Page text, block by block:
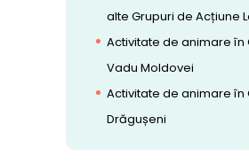
alte Grupuri de Acțiune
Activitate de animare în
Vadu Moldovei
Activitate de animare în
Drăgușeni